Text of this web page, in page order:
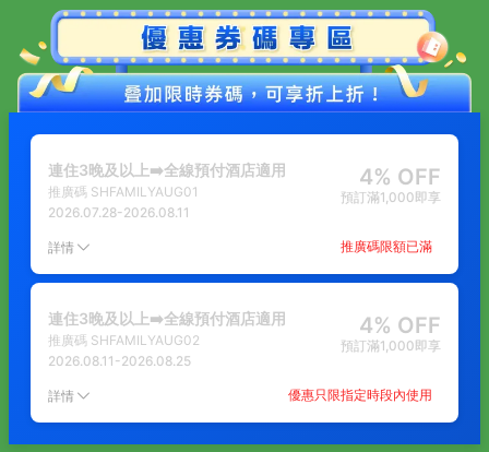
連住3晚及以上➡️全線預付酒店適用
推廣碼 SHFAMILYAUG01
2026.07.28-2026.08.11
4% OFF
預訂滿1,000即享
詳情 推廣碼限額已滿
連住3晚及以上➡️全線預付酒店適用
推廣碼 SHFAMILYAUG02
2026.08.11 -2026.08.25
4% OFF
預訂滿1,000即享
詳情 優惠只限指定時段內使用